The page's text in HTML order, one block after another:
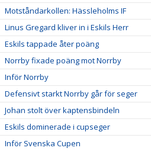
Motståndarkollen: Hässleholms IF
Linus Gregard kliver in i Eskils Herr
Eskils tappade åter poäng
Norrby fixade poäng mot Norrby
Inför Norrby
Defensivt starkt Norrby går för seger
Johan stolt över kaptensbindeln
Eskils dominerade i cupseger
Inför Svenska Cupen